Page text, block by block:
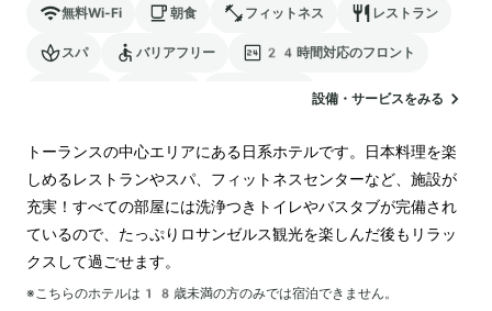
無料Wi-Fi 朝食 フィットネス レストラン
スパ バリアフリー 24時間対応のフロント
設備・サービスをみる
トーランスの中心エリアにある日系ホテルです。日本料理を楽
しめるレストランやスパ、フィットネスセンターなど、施設が
充実！すべての部屋には洗浄つきトイレやバスタブが完備され
ているので、たっぷりロサンゼルス観光を楽しんだ後もリラッ
クスして過ごせます。
※こちらのホテルは 18 歳未満の方のみでは宿泊できません。